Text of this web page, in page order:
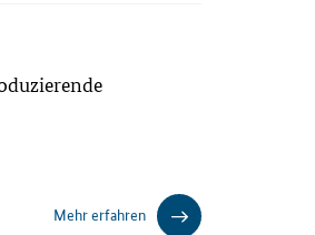
Mehr erfahren